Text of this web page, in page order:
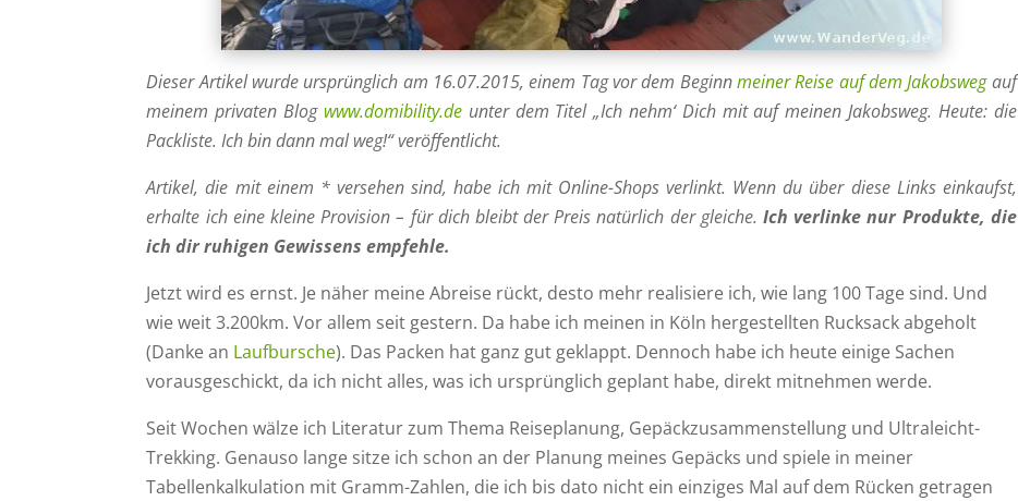
Dieser Artikel wurde ursprünglich am 16.07.2015, einem Tag vor dem Beginnmeiner Reise auf dem Jakobswegauf
meinem privaten Blog www.domibility.deunter dem Titel „Ich nehm‘ Dich mit auf meinen Jakobsweg. Heute: die
Packliste. Ich bin dann mal weg!“ veröffentlicht.
Artikel, die mit einem * versehen sind, habe ich mit Online-Shops verlinkt. Wenn du über diese Links einkaufst,
erhalte ich eine kleine Provision – für dich bleibt der Preis natürlich der gleiche. Ich verlinke nur Produkte, die
ich dir ruhigen Gewissens empfehle.
Jetzt wird es ernst. Je näher meine Abreise rückt, desto mehr realisiere ich, wie lang 100 Tage sind. Und
wie weit 3.200km. Vor allem seit gestern. Da habe ich meinen in Köln hergestellten Rucksack abgeholt
(Danke an Laufbursche). Das Packen hat ganz gut geklappt. Dennoch habe ich heute einige Sachen
vorausgeschickt, da ich nicht alles, was ich ursprünglich geplant habe, direkt mitnehmen werde.
Seit Wochen wälze ich Literatur zum Thema Reiseplanung, Gepäckzusammenstellung und Ultraleicht-
Trekking. Genauso lange sitze ich schon an der Planung meines Gepäcks und spiele in meiner
Tabellenkalkulation mit Gramm-Zahlen, die ich bis dato nicht ein einziges Mal auf dem Rücken getragen